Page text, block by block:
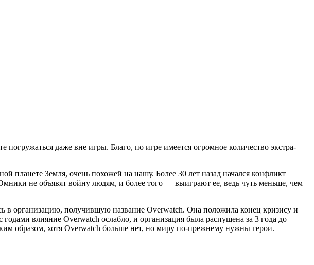
даже вне игры. Благо, по игре имеется огромное количество экстра-
Земля, очень похожей на нашу. Более 30 лет назад начался конфликт
не объявят войну людям, и более того — выиграют ее, ведь чуть меньше, чем
в организацию, получившую название Overwatch. Она положила конец кризису и
влияние Overwatch ослабло, и организация была распущена за 3 года до
образом, хотя Overwatch больше нет, но миру по-прежнему нужны герои.